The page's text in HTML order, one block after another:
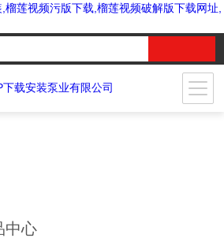
莲视频污版下载,榴莲视频破解版下载网址,
中心